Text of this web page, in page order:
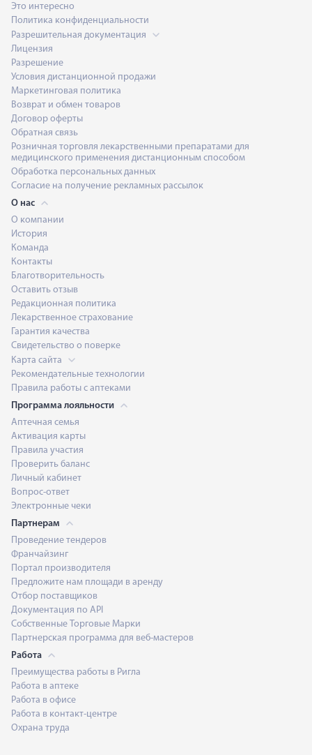
Это интересно
Политика конфиденциальности
Разрешительная документация
Лицензия
Разрешение
Условия дистанционной продажи
Маркетинговая политика
Возврат и обмен товаров
Договор оферты
Обратная связь
Розничная торговля лекарственными препаратами для
медицинского применения дистанционным способом
Обработка персональных данных
Согласие на получение рекламных рассылок
О нас
О компании
История
Команда
Контакты
Благотворительность
Оставить отзыв
Редакционная политика
Лекарственное страхование
Гарантия качества
Свидетельство о поверке
Карта сайта
Рекомендательные технологии
Правила работы с аптеками
Программа лояльности
Аптечная семья
Активация карты
Правила участия
Проверить баланс
Личный кабинет
Вопрос-ответ
Электронные чеки
Партнерам
Проведение тендеров
Франчайзинг
Портал производителя
Предложите нам площади в аренду
Отбор поставщиков
Документация по API
Собственные Торговые Марки
Партнерская программа для веб-мастеров
Работа
Преимущества работы в Ригла
Работа в аптеке
Работа в офисе
Работа в контакт-центре
Охрана труда